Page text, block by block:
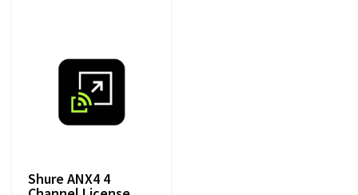
Shure ANX4 4